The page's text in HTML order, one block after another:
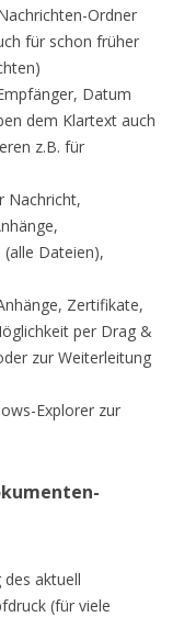
Ordner
für schon früher
Datum
dem Klartext auch
z.B. für
Nachricht,
Dateien),
Zertifikate,
per Drag &
zur Weiterleitung
Explorer zur
des aktuell
(für viele